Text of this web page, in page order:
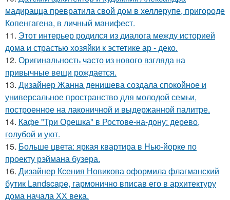
мадирацца превратила свой дом в хеллерупе, пригороде
Копенгагена, в личный манифест.
11. Этот интерьер родился из диалога между историей
дома и страстью хозяйки к эстетике ар - деко.
12. Оригинальность часто из нового взгляда на
привычные вещи рождается.
13. Дизайнер Жанна денишева создала спокойное и
универсальное пространство для молодой семьи,
построенное на лаконичной и выдержанной палитре.
14. Кафе "Три Орешка" в Ростове-на-дону: дерево,
голубой и уют.
15. Больше цвета: яркая квартира в Нью-йорке по
проекту рэймана бузера.
16. Дизайнер Ксения Новикова оформила флагманский
бутик Landscape, гармонично вписав его в архитектуру
дома начала ХХ века.